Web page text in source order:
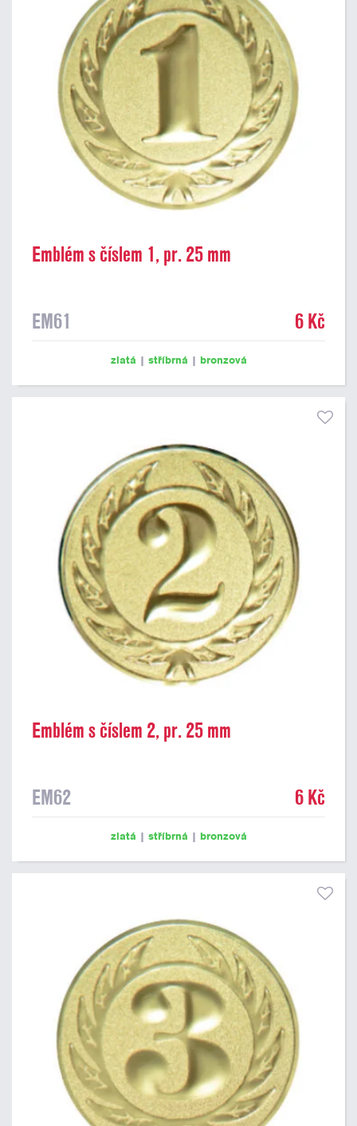
Emblém s číslem 1, pr. 25 mm
EM61 6 Kč
zlatá | stříbrná | bronzová
Emblém s číslem 2, pr. 25 mm
EM62 6 Kč
zlatá | stříbrná | bronzová